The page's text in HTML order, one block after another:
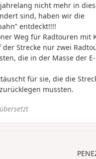
nicht mehr in
sind, haben wir die
entdeckt!!!!
Weg für Radtouren mit
Strecke nur zwei
die in der Masse der
für sie, die die
mussten.